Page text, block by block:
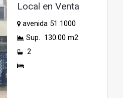
Local en Venta
avenida 51 1000
Sup. 130.00 m2
2